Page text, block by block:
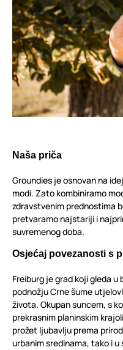
Naša priča
Groundies je osnovan na
modi. Zato kombiniramo
zdravstvenim prednostima
pretvaramo najstariji i
suvremenog doba.
Osjećaj povezanosti s
Freiburg je grad koji gleda
podnožju Crne šume
života. Okupan suncem, s
prekrasnim planinskim
prožet ljubavlju prema
urbanim sredinama, tako i